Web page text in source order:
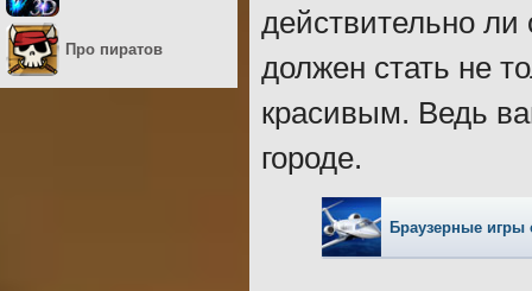
действительно ли
должен стать не
красивым. Ведь
городе.
Браузерные игры
Про пиратов